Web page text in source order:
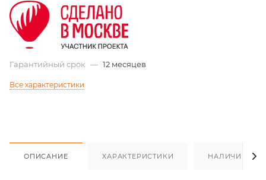
Гарантийный срок — 12 месяцев
Все характеристики
ОПИСАНИЕ ХАРАКТЕРИСТИКИ НАЛИЧИЕ